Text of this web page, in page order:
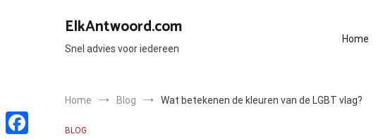
ElkAntwoord.com
Snel advies voor iedereen
Home
Home Blog Wat betekenen de kleuren van de LGBT vlag?
BLOG